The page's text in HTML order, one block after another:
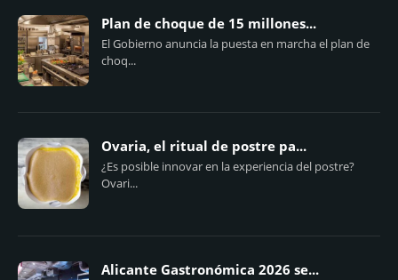
Plan de choque de 15 millones...
El Gobierno anuncia la puesta en marcha el plan de
choq...
Ovaria, el ritual de postre pa...
¿Es posible innovar en la experiencia del postre?
Ovari...
Alicante Gastronómica 2026 se...